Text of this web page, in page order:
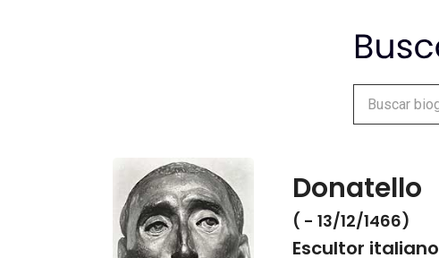
Donatello
( - 13/12/1466)
Escultor italiano